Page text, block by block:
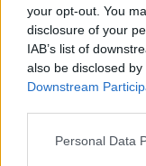
your opt-out. You
disclosure of your
IAB’s list of
also be disclosed
Downstream
Please note that
Personal Data
da